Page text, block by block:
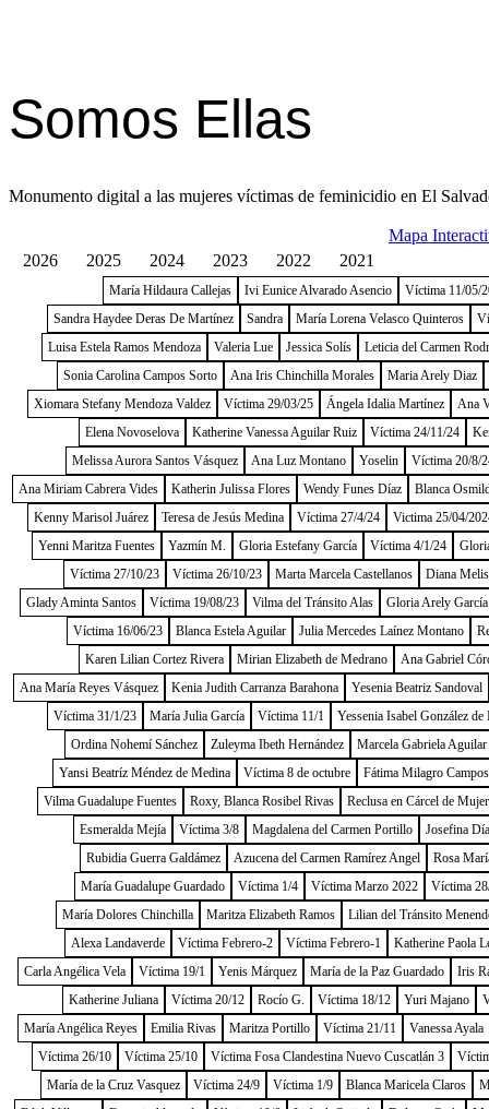
Somos Ellas
Monumento digital a las mujeres víctimas de feminicidio en El
Mapa
2026
2025 2024 2023 2022 2021
María Hildaura Callejas Ivi Eunice Alvarado Asencio
Víctima 11/05/
Sandra Haydee Deras De Martínez
Sandra María Lorena Velasco Quinteros
Luisa Estela Ramos Mendoza
Valeria Lue Jessica Solís
Leticia del Carmen
Sonia Carolina Campos Sorto
Ana Iris Chinchilla Morales
Maria Arely Diaz
Xiomara Stefany Mendoza Valdez
Víctima 29/03/25 Ángela Idalia Martínez
Ana
Elena Novoselova
Katherine Vanessa Aguilar Ruiz Víctima 24/11/24
Melissa Aurora Santos Vásquez
Ana Luz Montano Yoselin
Víctima 20/8/
Ana Miriam Cabrera Vides
Katherin Julissa Flores Wendy Funes Díaz
Blanca
Kenny Marisol Juárez
Teresa de Jesús Medina Víctima 27/4/24
Victima 25/04/
Yenni Maritza Fuentes
Yazmín M. Gloria Estefany García Víctima 4/1/24
Víctima 27/10/23
Víctima 26/10/23 Marta Marcela Castellanos
Diana
Glady Aminta Santos
Víctima 19/08/23 Vilma del Tránsito Alas
Gloria Arely García
Víctima 16/06/23
Blanca Estela Aguilar Julia Mercedes Laínez Montano
Karen Lilian Cortez Rivera
Mirian Elizabeth de Medrano
Ana Gabriel
Ana María Reyes Vásquez
Kenia Judith Carranza Barahona
Yesenia Beatriz Sandoval
Víctima 31/1/23
María Julia García Víctima 11/1
Yessenia Isabel González
Ordina Nohemí Sánchez
Zuleyma Ibeth Hernández
Marcela Gabriela Aguilar
Yansi Beatríz Méndez de Medina
Víctima 8 de octubre
Fátima Milagro Campos
Vilma Guadalupe Fuentes
Roxy, Blanca Rosibel Rivas
Reclusa en Cárcel de
Esmeralda Mejía
Víctima 3/8 Magdalena del Carmen Portillo
Josefina
Rubidia Guerra Galdámez
Azucena del Carmen Ramírez Angel
Rosa
María Guadalupe Guardado
Víctima 1/4 Víctima Marzo 2022
Víctima
María Dolores Chinchilla
Maritza Elizabeth Ramos
Lilian del Tránsito
Alexa Landaverde
Víctima Febrero-2 Víctima Febrero-1
Katherine Paola
Carla Angélica Vela
Víctima 19/1 Yenis Márquez María de la Paz Guardado
Iris
Katherine Juliana
Víctima 20/12 Rocío G. Víctima 18/12 Yuri Majano
María Angélica Reyes
Emilia Rivas Maritza Portillo Víctima 21/11
Vanessa Ayala
Víctima 26/10
Víctima 25/10 Víctima Fosa Clandestina Nuevo Cuscatlán 3
María de la Cruz Vasquez
Víctima 24/9 Víctima 1/9 Blanca Maricela Claros